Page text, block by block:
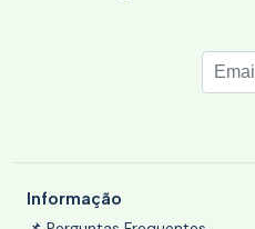
Informação